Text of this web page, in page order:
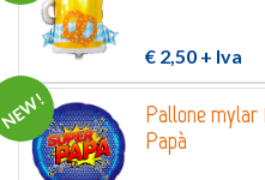
0
€ 2,50 + Iva
Pallone mylar
Papà